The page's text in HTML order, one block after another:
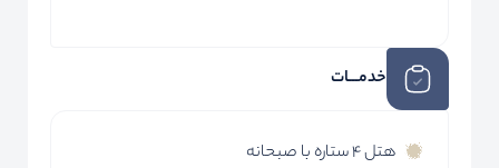
خدمـــات
هتل 4 ستاره با صبحانه